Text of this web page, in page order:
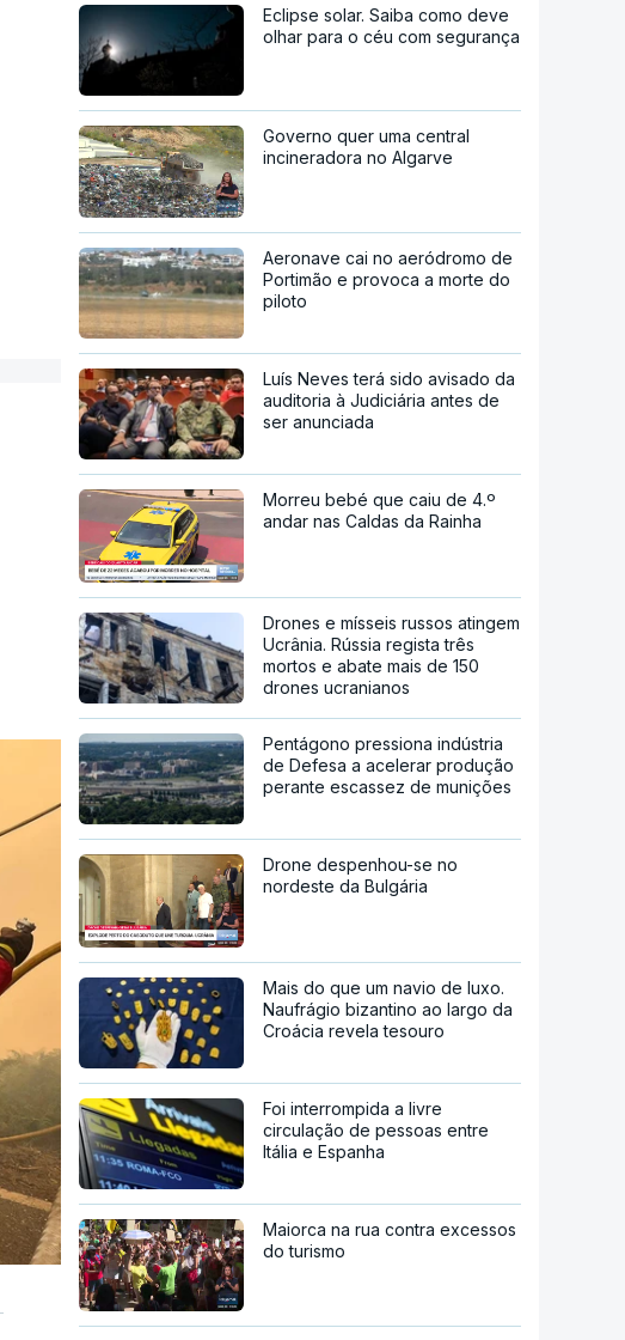
Eclipse solar. Saiba como deve
olhar para o céu com segurança
Governo quer uma central
incineradora no Algarve
Aeronave cai no aeródromo de
Portimão e provoca a morte do
piloto
Luís Neves terá sido avisado da
auditoria à Judiciária antes de
ser anunciada
Morreu bebé que caiu de 4.º
andar nas Caldas da Rainha
Drones e mísseis russos atingem
Ucrânia. Rússia regista três
mortos e abate mais de 150
drones ucranianos
Pentágono pressiona indústria
de Defesa a acelerar produção
perante escassez de munições
Drone despenhou-se no
nordeste da Bulgária
Mais do que um navio de luxo.
Naufrágio bizantino ao largo da
Croácia revela tesouro
Foi interrompida a livre
circulação de pessoas entre
Itália e Espanha
Maiorca na rua contra excessos
do turismo